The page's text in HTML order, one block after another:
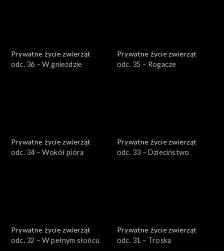
Prywatne życie zwierząt
odc. 36 – W gnieździe
Prywatne życie zwierząt
odc. 35 – Rogacze
Prywatne życie zwierząt
odc. 34 – Wokół pióra
Prywatne życie zwierząt
odc. 33 – Dzieciństwo
Prywatne życie zwierząt
odc. 32 – W pełnym słońcu
Prywatne życie zwierząt
odc. 31 – Troska